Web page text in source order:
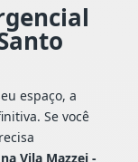
espaço, a
Se você
Vila Mazzei -